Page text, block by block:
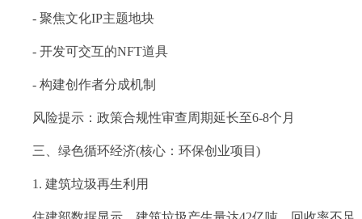
- 聚焦文化IP主题地块
- 开发可交互的NFT道具
- 构建创作者分成机制
风险提示：政策合规性审查周期延长至6-8个月
三、绿色循环经济(核心：环保创业项目)
1. 建筑垃圾再生利用